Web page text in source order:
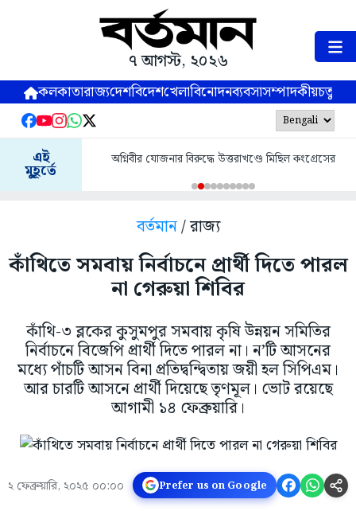
৭ আগস্ট, ২০২৬
কলকাতারাজ্যদেশবিদেশখেলাবিনোদনব্যবসাসম্পাদকীয়
এই
মুহূর্তে
অগ্নিবীর যোজনার বিরুদ্ধে উত্তরাখণ্ডে মিছিল কংগ্রেসের
বর্তমান/ রাজ্য
কাঁথিতে সমবায় নির্বাচনে প্রার্থী দিতে পারল
না গেরুয়া শিবির
কাঁথি-৩ ব্লকের কুসুমপুর সমবায় কৃষি উন্নয়ন সমিতির
নির্বাচনে বিজেপি প্রার্থী দিতে পারল না। ন’টি আসনের
মধ্যে পাঁচটি আসন বিনা প্রতিদ্বন্দ্বিতায় জয়ী হল সিপিএম।
আর চারটি আসনে প্রার্থী দিয়েছে তৃণমূল। ভোট রয়েছে
আগামী ১৪ ফেব্রুয়ারি।
২ ফেব্রুয়ারি, ২০২৫ ০০:০০ Prefer us on Google